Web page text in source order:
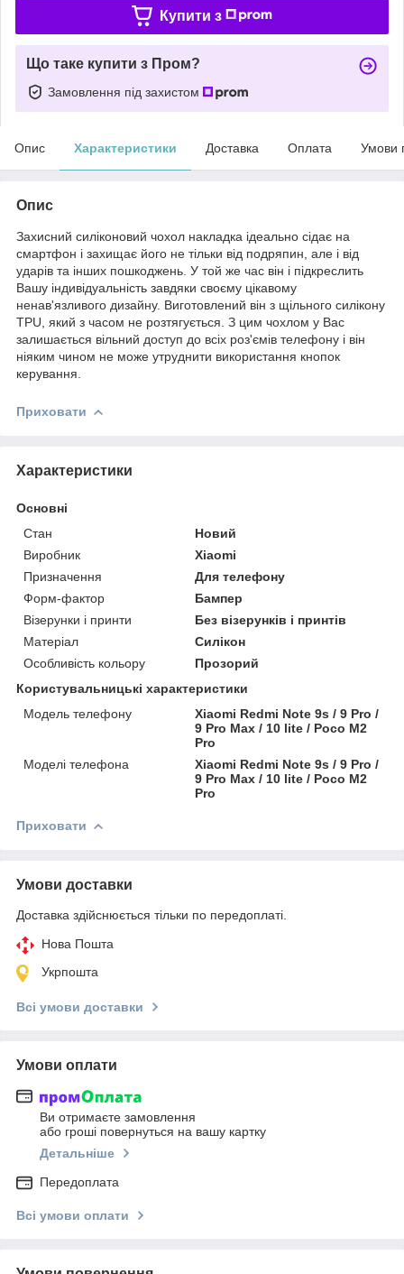
Купити з
Що таке купити з Пром?
Замовлення під захистом
Опис Характеристики Доставка Оплата Умови
Опис
Захисний силіконовий чохол накладка ідеально сідає на
смартфон і захищає його не тільки від подряпин, але і від
ударів та інших пошкоджень. У той же час він і підкреслить
Вашу індивідуальність завдяки своєму цікавому
ненав'язливого дизайну. Виготовлений він з щільного силікону
TPU, який з часом не розтягується. З цим чохлом у Вас
залишається вільний доступ до всіх роз'ємів телефону і він
ніяким чином не може утруднити використання кнопок
керування.
Приховати
Характеристики
Основні
Стан
Новий
Виробник
Xiaomi
Призначення
Для телефону
Форм-фактор
Бампер
Візерунки і принти
Без візерунків і принтів
Матеріал
Силікон
Особливість кольору
Прозорий
Користувальницькі характеристики
Модель телефону
Xiaomi Redmi Note 9s / 9 Pro /
9 Pro Max / 10 lite / Poco M2
Pro
Моделі телефона
Xiaomi Redmi Note 9s / 9 Pro /
9 Pro Max / 10 lite / Poco M2
Pro
Приховати
Умови доставки
Доставка здійснюється тільки по передоплаті.
Нова Пошта
Укрпошта
Всі умови доставки
Умови оплати
Ви отримаєте замовлення
або гроші повернуться на вашу картку
Детальніше
Передоплата
Всі умови оплати